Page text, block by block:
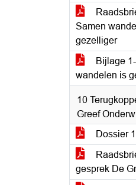
Samen
gezelliger
Bijlage
wandelen is
10
Greef
Dossier
gesprek De